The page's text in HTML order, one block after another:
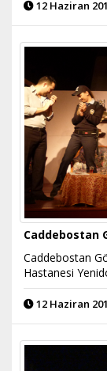
12 Haziran
Caddebostan
Caddebostan
Hastanesi
12 Haziran